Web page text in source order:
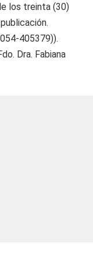
los treinta (30)
405379)).
Dra. Fabiana